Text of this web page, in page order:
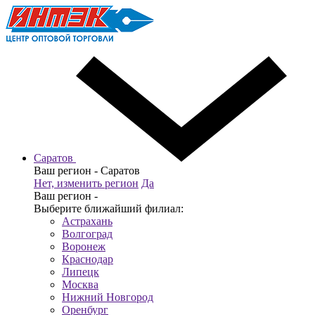
Саратов
Ваш регион - Саратов
Нет, изменить регион Да
Ваш регион -
Выберите ближайший филиал:
Астрахань
Волгоград
Воронеж
Краснодар
Липецк
Москва
Нижний Новгород
Оренбург